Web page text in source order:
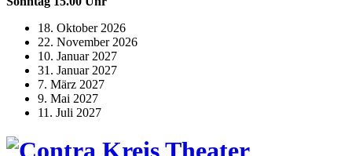
18. Oktober 2026
22. November 2026
10. Januar 2027
31. Januar 2027
7. März 2027
9. Mai 2027
11. Juli 2027